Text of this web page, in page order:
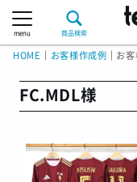
menu 商品検索
HOME お客様作成例 お客
FC.MDL様